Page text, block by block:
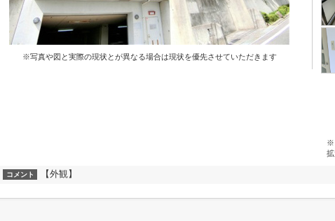
※写真や図と実際の現状とが異なる場合は現状を優先させていただきます
※
コメント 【外観】